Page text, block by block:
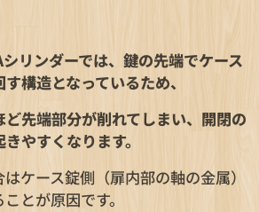
リンダーでは、鍵の先端でケース
構造となっているため、
先端部分が削れてしまい、開閉の
やすくなります。
ケース錠側（扉内部の軸の金属）
とが原因です。